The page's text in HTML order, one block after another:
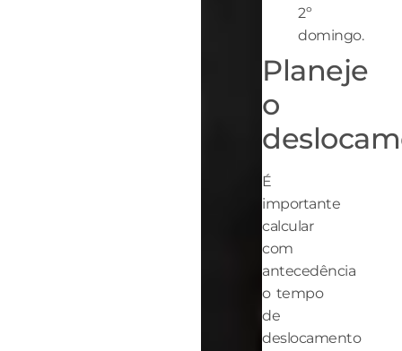
2º
domingo.
Planeje
o
É
importante
calcular
com
antecedência
o tempo
de
deslocamento